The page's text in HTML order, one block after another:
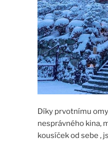
Díky prvotnímu
nesprávného kina,
kousíček od sebe ,